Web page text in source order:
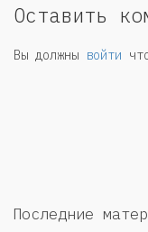
Оставить
Вы должны войти
Последние